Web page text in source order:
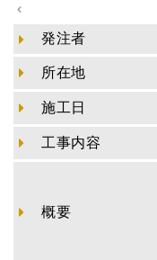
発注者
所在地
施工日
工事内容
概要